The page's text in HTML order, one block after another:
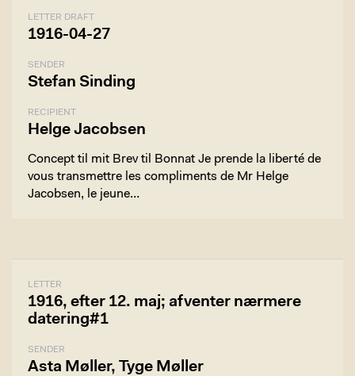
LETTER DRAFT
1916-04-27
SENDER
Stefan Sinding
RECIPIENT
Helge Jacobsen
Concept til mit Brev til Bonnat Je prende la liberté de
vous transmettre les compliments de Mr Helge
Jacobsen, le jeune…
LETTER
1916, efter 12. maj; afventer nærmere
datering#1
SENDER
Asta Møller, Tyge Møller